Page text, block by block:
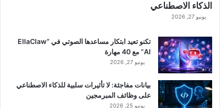
الذكاء الاصطناعي
يونيو 27, 2026
تكنو تعيد ابتكار مساعدها الصوتي في “EllaClaw
AI” مع 40 مهارة
يونيو 27, 2026
بيانات مفاجئة: لا تأثيرات سلبية للذكاء الاصطناعي
على وظائف المبرمجين
يونيو 25, 2026